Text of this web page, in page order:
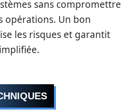
sans compromettre
opérations. Un bon
les risques et garantit